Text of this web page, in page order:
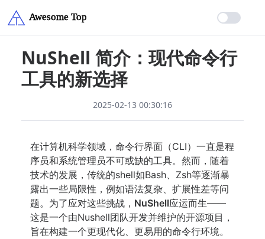
NuShell 简介：现代命令行
工具的新选择
2025-02-13 00:30:16
在计算机科学领域，命令行界面（CLI）一直是程
序员和系统管理员不可或缺的工具。然而，随着
技术的发展，传统的shell如Bash、Zsh等逐渐暴
露出一些局限性，例如语法复杂、扩展性差等问
题。为了应对这些挑战， NuShell应运而生——
这是一个由Nushell团队开发并维护的开源项目，
旨在构建一个更现代化、更易用的命令行环境。